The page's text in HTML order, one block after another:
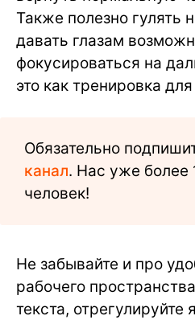
Также полезно гулять
давать глазам
фокусироваться на
это как тренировка
Обязательно
канал. Нас уже более
человек!
Не забывайте и про
рабочего
текста, отрегулируйте